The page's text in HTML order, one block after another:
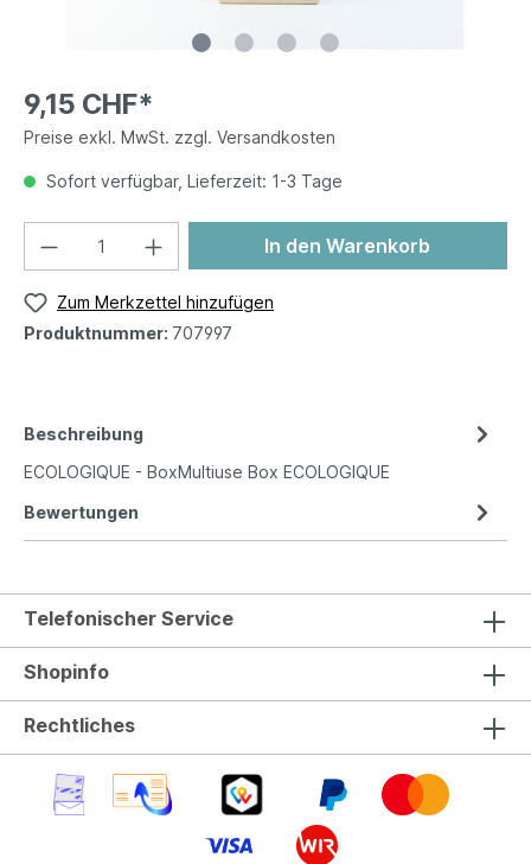
9,15 CHF*
Preise exkl. MwSt. zzgl. Versandkosten
Sofort verfügbar, Lieferzeit: 1-3 Tage
In den Warenkorb
Zum Merkzettel hinzufügen
Produktnummer: 707997
Beschreibung
ECOLOGIQUE - BoxMultiuse Box ECOLOGIQUE
Bewertungen
Telefonischer Service
Shopinfo
Rechtliches